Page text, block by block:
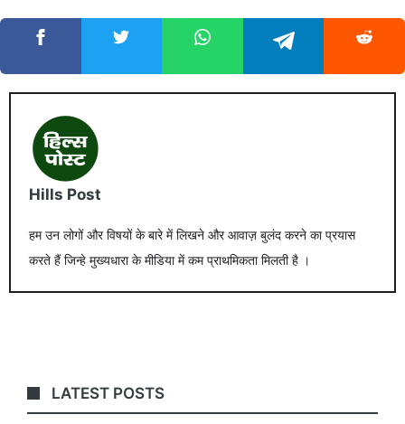
Hills Post
हम उन लोगों और विषयों के बारे में लिखने और आवाज़ बुलंद करने का प्रयास
करते हैं जिन्हे मुख्यधारा के मीडिया में कम प्राथमिकता मिलती है ।
LATEST POSTS